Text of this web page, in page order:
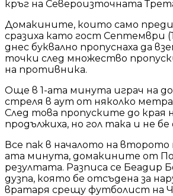
кръг на Североизточната
Домакините, които само преди
сразиха като гост Септември
днес буквално пропуснаха да
точки след множество
на противника.
Още в 1-ата минута играч на
стреля в аут от няколко
След това пропуските до края
продължиха, но гол така и не бе
Все пак в началото на второто
ата минута, домакините от
резултата. Разписа се Беадир
дузпа, която бе отсъдена за
вратаря срещу футболист на